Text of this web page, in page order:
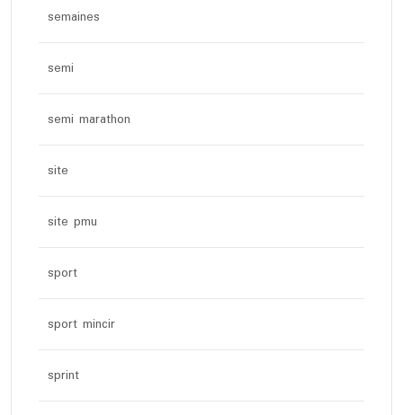
semaines
semi
semi marathon
site
site pmu
sport
sport mincir
sprint